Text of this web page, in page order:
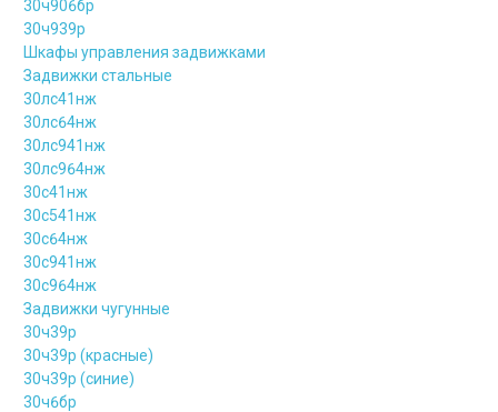
30ч906бр
30ч939р
Шкафы управления задвижками
Задвижки стальные
30лс41нж
30лс64нж
30лс941нж
30лс964нж
30с41нж
30с541нж
30с64нж
30с941нж
30с964нж
Задвижки чугунные
30ч39р
30ч39р (красные)
30ч39р (синие)
30ч6бр